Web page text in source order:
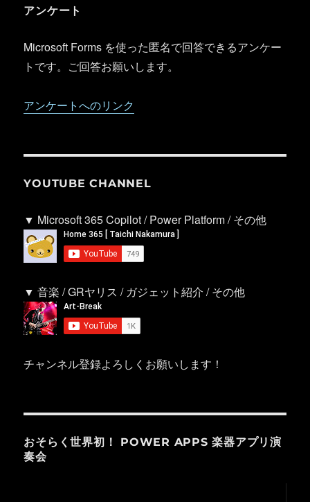
アンケート
Microsoft Forms を使った匿名で回答できるアンケー
トです。ご回答お願いします。
アンケートへのリンク
YOUTUBE CHANNEL
▼ Microsoft 365 Copilot / Power Platform / その他
▼ 音楽 / GRヤリス / ガジェット紹介 / その他
チャンネル登録よろしくお願いします！
おそらく世界初！ POWER APPS 楽器アプリ演
奏会